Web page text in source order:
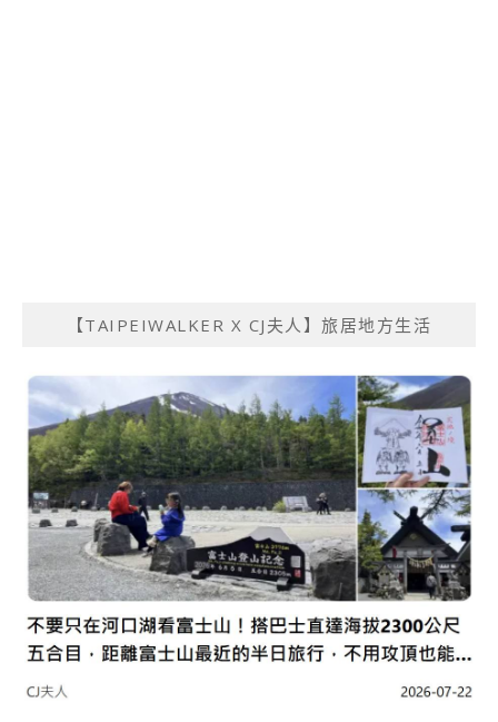
【TAIPEIWALKER X CJ夫人】旅居地方生活